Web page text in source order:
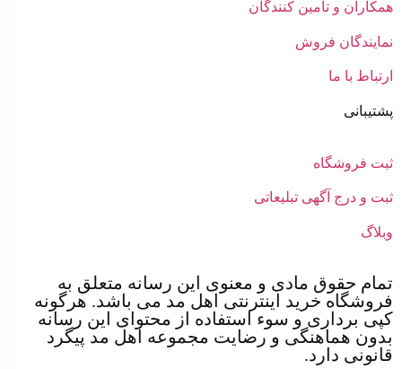
همکاران و تامین کنندگان
نمایندگان فروش
ارتباط با ما
پشتیبانی
ثبت فروشگاه
ثبت و درج آگهی تبلیعاتی
وبلاگ
تمام حقوق مادی و معنوی این رسانه متعلق به
فروشگاه خرید اینترنتی اهل مد می باشد. هرگونه
کپی برداری و سوء استفاده از محتوای این رسانه
بدون هماهنگی و رضایت مجموعه اهل مد پیگرد
قانونی دارد.